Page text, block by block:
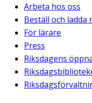
Arbeta hos oss
Beställ och ladda
För lärare
Press
Riksdagens